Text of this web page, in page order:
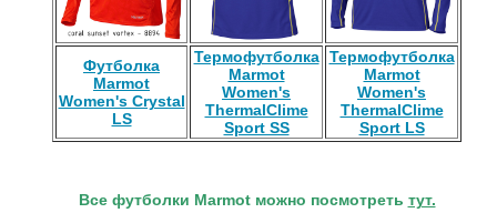
Футболка
Marmot
Women's Crystal
LS
Термофутболка
Marmot
Women's
ThermalClime
Sport SS
Термофутболка
Marmot
Women's
ThermalClime
Sport LS
Все футболки Marmot можно посмотреть тут.